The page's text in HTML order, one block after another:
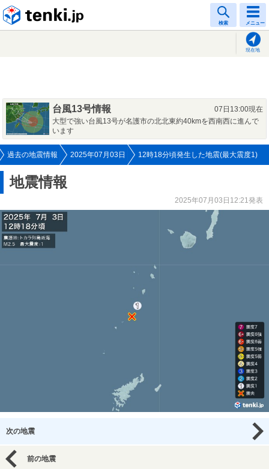
検索 メニュー
現在地
台風13号情報
07日13:00現在
大型で強い台風13号が名護市の北北東約40kmを西南西に進んで
います
過去の地震情報 2025年07月03日 12時18分頃発生した地震(最大震度1)
地震情報
2025年07月03日12:21発表
次の地震
前の地震